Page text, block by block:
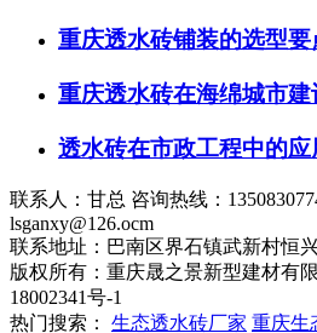
重庆透水砖铺装的选型
重庆透水砖在海绵城市建
透水砖在市政工程中的
联系人：甘总 咨询热线：
lsganxy@126.ocm
联系地址：巴南区界石镇武新村恒
版权所有：重庆晟之景新型建材有
18002341号-1
热门搜索： 生态透水砖厂家 重庆生